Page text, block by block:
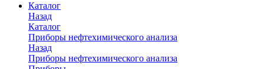
Каталог
Назад
Каталог
Приборы нефтехимического анализа
Назад
Приборы нефтехимического анализа